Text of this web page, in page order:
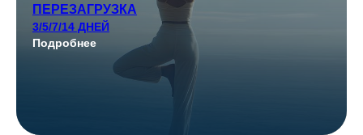
ПЕРЕЗАГРУЗКА
3/5/7/14 ДНЕЙ
Подробнее